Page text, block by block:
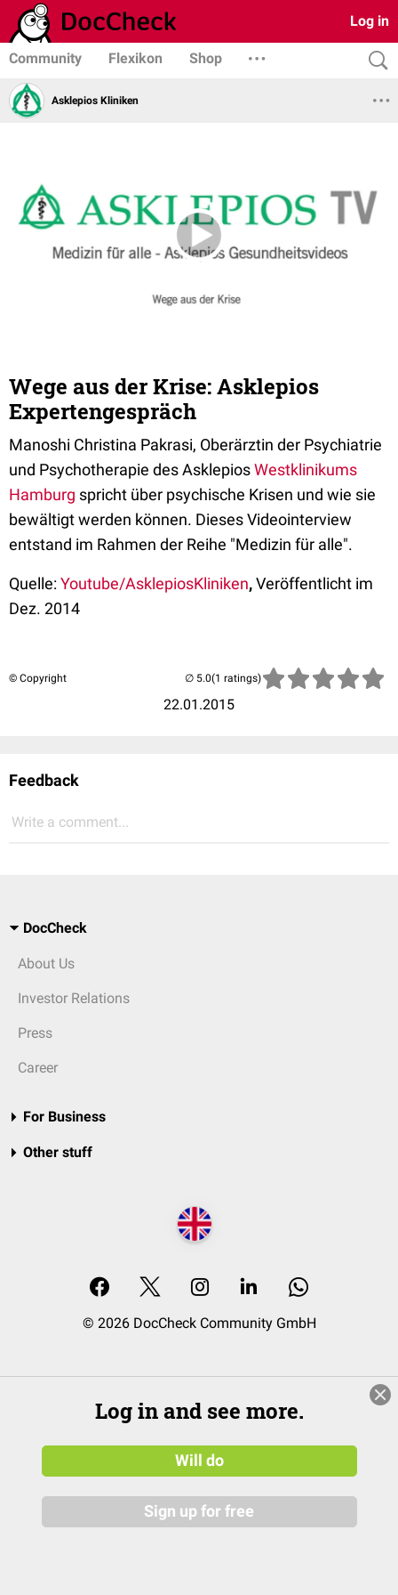
Log in
Community Flexikon Shop
Asklepios Kliniken
Wege aus der Krise: Asklepios
Expertengespräch
Manoshi Christina Pakrasi, Oberärztin der Psychiatrie
und Psychotherapie des AsklepiosWestklinikums
Hamburg spricht über psychische Krisen und wie sie
bewältigt werden können. Dieses Videointerview
entstand im Rahmen der Reihe "Medizin für alle".
Quelle:Youtube/AsklepiosKliniken,Veröffentlicht im
Dez. 2014
© Copyright
22.01.2015
(1 ratings)
Feedback
Write a comment...
DocCheck
About Us
Investor Relations
Press
Career
For Business
Other stuff
© 2026 DocCheck Community GmbH
Log in and see more.
Will do
Sign up for free